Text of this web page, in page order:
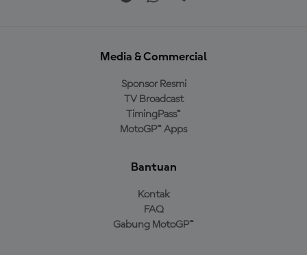
Media & Commercial
Sponsor Resmi
TV Broadcast
TimingPass™
MotoGP™ Apps
Bantuan
Kontak
FAQ
Gabung MotoGP™